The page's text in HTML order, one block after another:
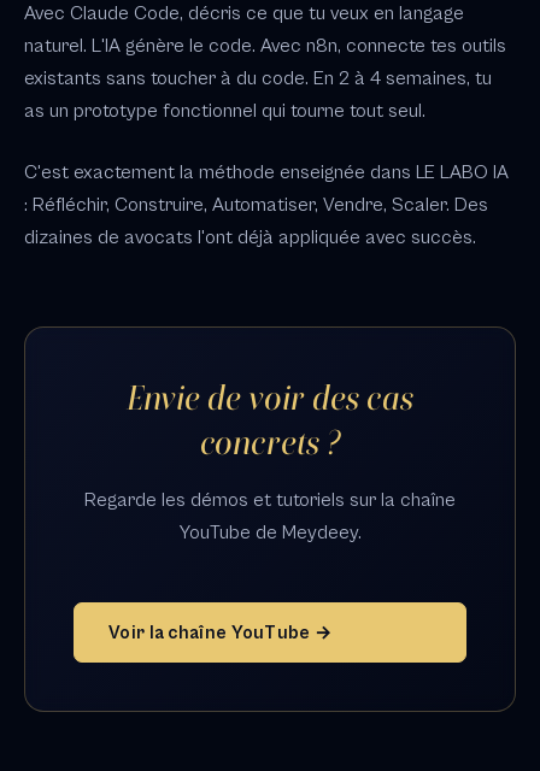
Avec Claude Code, décris ce que tu veux en langage
naturel. L'IA génère le code. Avec n8n, connecte tes outils
existants sans toucher à du code. En 2 à 4 semaines, tu
as un prototype fonctionnel qui tourne tout seul.
C'est exactement la méthode enseignée dans LE LABO IA
: Réfléchir, Construire, Automatiser, Vendre, Scaler. Des
dizaines de avocats l'ont déjà appliquée avec succès.
Envie de voir des cas
concrets ?
Regarde les démos et tutoriels sur la chaîne
YouTube de Meydeey.
Voir la chaîne YouTube →